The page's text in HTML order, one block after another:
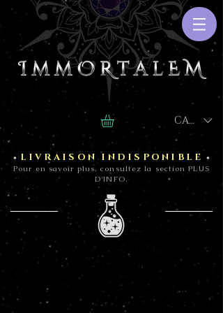
CAD (C$)
* LIVRAISON INDISPONIBLE *
Pour en savoir plus, consultez la section PLUS
D'INFO.